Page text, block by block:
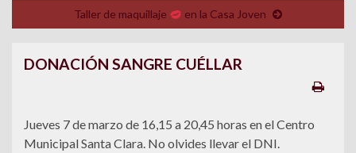
Taller de maquillaje en la Casa Joven
DONACIÓN SANGRE CUÉLLAR
Jueves 7 de marzo de 16,15 a 20,45 horas en el Centro
Municipal Santa Clara. No olvides llevar el DNI.